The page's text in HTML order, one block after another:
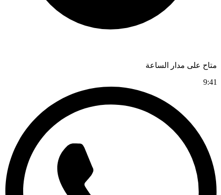
متاح على مدار الساعة
9:41